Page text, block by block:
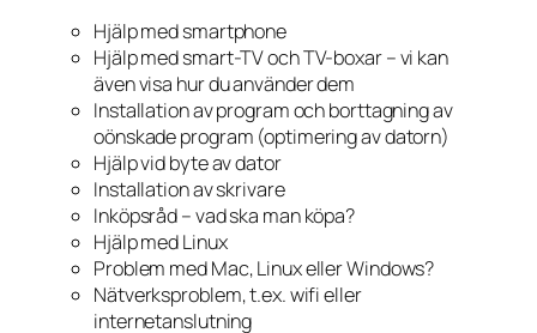
Hjälp med smartphone
Hjälp med smart-TV och TV-boxar – vi kan
även visa hur du använder dem
Installation av program och borttagning av
oönskade program (optimering av datorn)
Hjälp vid byte av dator
Installation av skrivare
Inköpsråd – vad ska man köpa?
Hjälp med Linux
Problem med Mac, Linux eller Windows?
Nätverksproblem, t.ex. wifi eller
internetanslutning